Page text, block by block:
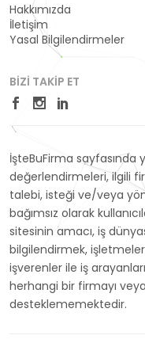
Hakkımızda
İletişim
Yasal Bilgilendirmeler
BIZI TAKIP ET
İşteBuFirma
değerlendirmeleri, ilgili
talebi, isteği ve/veya
bağımsız olarak
sitesinin amacı, iş
bilgilendirmek,
işverenler ile iş
herhangi bir firmayı
desteklememektedir.